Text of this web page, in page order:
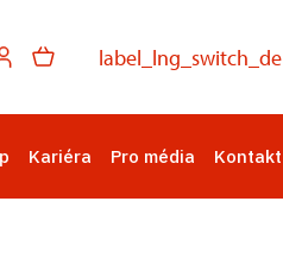
label_lng_switch_de
Kariéra Pro média Kontakt